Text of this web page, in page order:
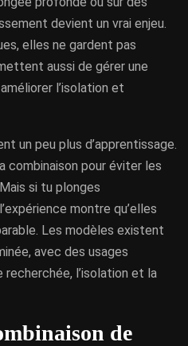
devient un vrai enjeu.
elles ne gardent pas
aussi de gérer une
l’isolation et
un peu plus d’apprentissage.
combinaison pour éviter les
si tu plonges
montre qu’elles
Les modèles existent
avec des usages
l’isolation et la
de